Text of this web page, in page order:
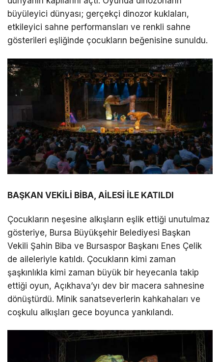
büyüleyici dünyası; gerçekçi dinozor kuklaları,
etkileyici sahne performansları ve renkli sahne
gösterileri eşliğinde çocukların beğenisine sunuldu.
BAŞKAN VEKİLİ BİBA, AİLESİ İLE KATILDI
Çocukların neşesine alkışların eşlik ettiği unutulmaz
gösteriye, Bursa Büyükşehir Belediyesi Başkan
Vekili Şahin Biba ve Bursaspor Başkanı Enes Çelik
de aileleriyle katıldı. Çocukların kimi zaman
şaşkınlıkla kimi zaman büyük bir heyecanla takip
ettiği oyun, Açıkhava’yı dev bir macera sahnesine
dönüştürdü. Minik sanatseverlerin kahkahaları ve
coşkulu alkışları gece boyunca yankılandı.